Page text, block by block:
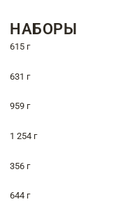
НАБОРЫ
615 г
631 г
959 г
1 254 г
356 г
644 г